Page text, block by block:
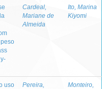
Cardeal,
Mariane de
Almeida
Ito, Marina
Kiyomi
uso
Pereira,
Monteiro,